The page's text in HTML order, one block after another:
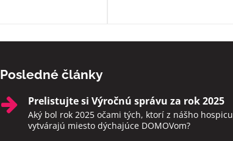
Posledné články
Prelistujte si Výročnú správu za rok 2025
Aký bol rok 2025 očami tých, ktorí z nášho hospicu
vytvárajú miesto dýchajúce DOMOVom?